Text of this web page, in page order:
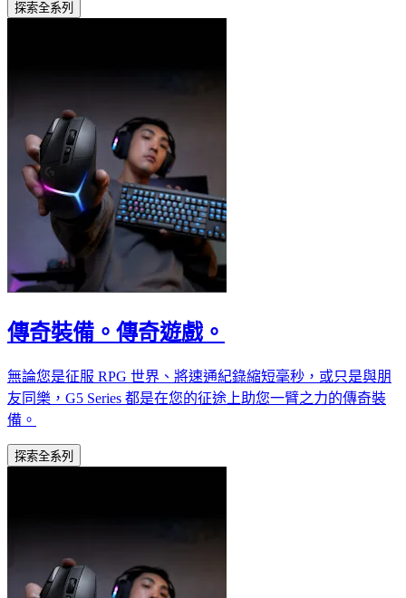
探索全系列
傳奇裝備。傳奇遊戲。
無論您是征服 RPG 世界、將速通紀錄縮短毫秒，或只是與朋
友同樂，G5 Series 都是在您的征途上助您一臂之力的傳奇裝
備。
探索全系列